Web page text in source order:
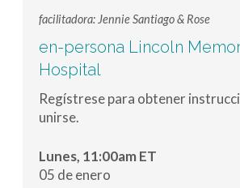
facilitadora: Jennie Santiago & Rose
en-persona Lincoln
Hospital
Regístrese para obtener
unirse.
Lunes, 11:00am ET
05 de enero